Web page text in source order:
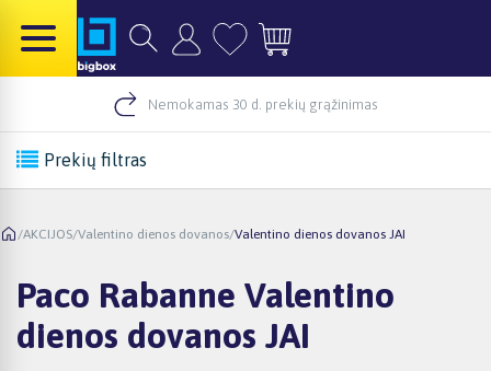
Nemokamas 30 d. prekių grąžinimas
Prekių filtras
/AKCIJOS/Valentino dienos dovanos/Valentino dienos dovanos JAI
Paco Rabanne Valentino
dienos dovanos JAI